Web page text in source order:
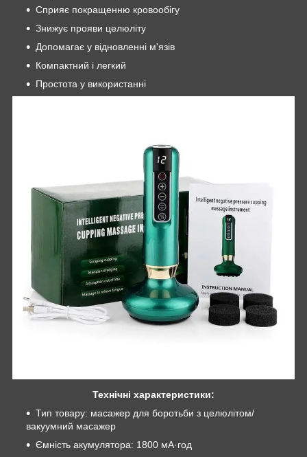
Сприяє покращенню кровообігу
Знижує прояви целюліту
Допомагає у відновленні м'язів
Компактний і легкий
Простота у використанні
Технічні характеристики:
Тип товару: масажер для боротьби з целюлітом/
вакуумний масажер
Ємність акумулятора: 1800 мА·год